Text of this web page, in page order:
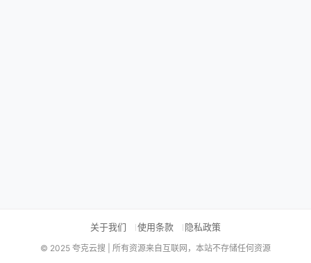
关于我们 使用条款 隐私政策
© 2025 夸克云搜 | 所有资源来自互联网，本站不存储任何资源